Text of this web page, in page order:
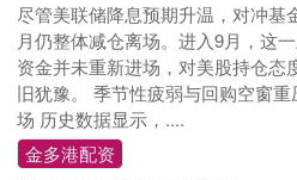
尽管美联储降息预期升温，对冲基
月仍整体减仓离场。进入9月，这
资金并未重新进场，对美股持仓态
旧犹豫。 季节性疲弱与回购空窗重
场 历史数据显示，....
金多港配资